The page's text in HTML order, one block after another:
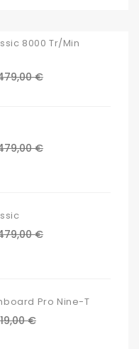
8000 Tr/min
€
€
€
Pro Nine-T
€